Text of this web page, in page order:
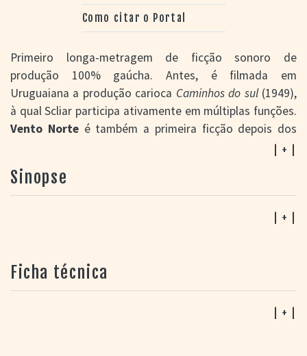
Como citar o Portal
Primeiro longa-metragem de ficção sonoro de
produção 100% gaúcha. Antes, é filmada em
Uruguaiana a produção carioca Caminhos do sul(1949),
à qual Scliar participa ativamente em múltiplas funções.
Vento Norteé também a primeira ficção depois dos
distantes anos 20 e uma das poucas até o final dos 60
continuidade de produção. Salomão Scliar que sempre
teve a fotografia fixa como sua paixão e profissão,
realiza notável trabalho de iluminação e
(uma herança da mãe, e do pai Henrique que aparece
nos créditos).
Patricia Diniz, aos 92 anos em 2026, informa que é José
| + |
Sinopse
| + |
Ficha técnica
| + |